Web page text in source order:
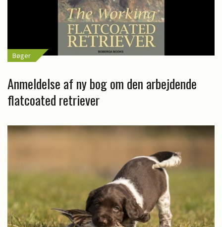
Bøger
Anmeldelse af ny bog om den arbejdende
flatcoated retriever